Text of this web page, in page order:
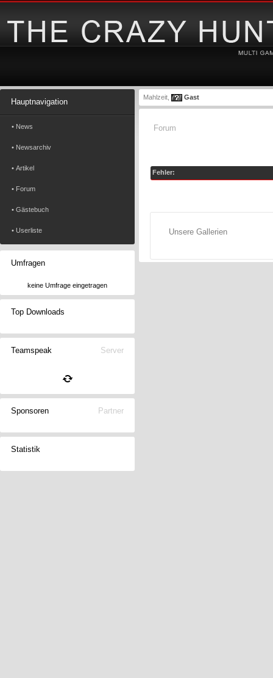
Hauptnavigation
• News
• Newsarchiv
• Artikel
• Forum
• Gästebuch
• Userliste
Umfragen
keine Umfrage eingetragen
Top Downloads
Teamspeak Server
Sponsoren Partner
Statistik
Mahlzeit, Gast
Forum
Fehler:
Unsere Gallerien